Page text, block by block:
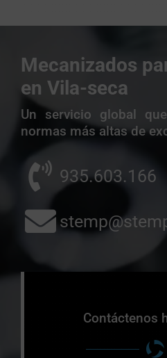
Mecanizados
en Vila-seca
Un servicio global
normas más altas de
935.603.166
Contáctenos